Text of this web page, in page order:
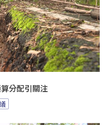
分配引關注